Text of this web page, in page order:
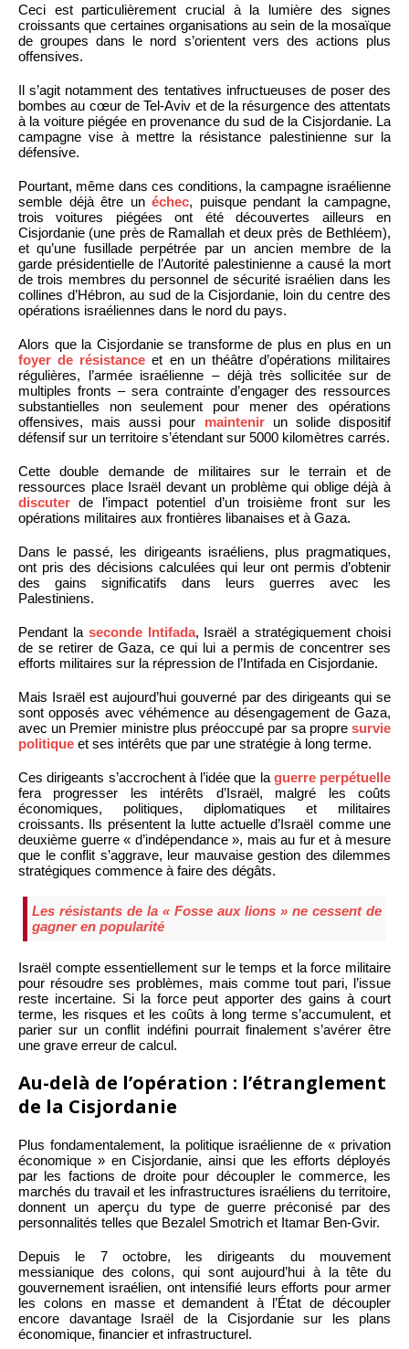
Ceci est particulièrement crucial à la lumière des signes
croissants que certaines organisations au sein de la mosaïque
de groupes dans le nord s’orientent vers des actions plus
offensives.
Il s’agit notamment des tentatives infructueuses de poser des
bombes au cœur de Tel-Aviv et de la résurgence des attentats
à la voiture piégée en provenance du sud de la Cisjordanie. La
campagne vise à mettre la résistance palestinienne sur la
défensive.
Pourtant, même dans ces conditions, la campagne israélienne
semble déjà être un échec, puisque pendant la campagne,
trois voitures piégées ont été découvertes ailleurs en
Cisjordanie (une près de Ramallah et deux près de Bethléem),
et qu’une fusillade perpétrée par un ancien membre de la
garde présidentielle de l’Autorité palestinienne a causé la mort
de trois membres du personnel de sécurité israélien dans les
collines d’Hébron, au sud de la Cisjordanie, loin du centre des
opérations israéliennes dans le nord du pays.
Alors que la Cisjordanie se transforme de plus en plus en un
foyer de résistance et en un théâtre d’opérations militaires
régulières, l’armée israélienne – déjà très sollicitée sur de
multiples fronts – sera contrainte d’engager des ressources
substantielles non seulement pour mener des opérations
offensives, mais aussi pour maintenirun solide dispositif
défensif sur un territoire s’étendant sur 5000 kilomètres carrés.
Cette double demande de militaires sur le terrain et de
ressources place Israël devant un problème qui oblige déjà à
discuter de l’impact potentiel d’un troisième front sur les
opérations militaires aux frontières libanaises et à Gaza.
Dans le passé, les dirigeants israéliens, plus pragmatiques,
ont pris des décisions calculées qui leur ont permis d’obtenir
des gains significatifs dans leurs guerres avec les
Palestiniens.
Pendant la seconde Intifada, Israël a stratégiquement choisi
de se retirer de Gaza, ce qui lui a permis de concentrer ses
efforts militaires sur la répression de l’Intifada en Cisjordanie.
Mais Israël est aujourd’hui gouverné par des dirigeants qui se
sont opposés avec véhémence au désengagement de Gaza,
avec un Premier ministre plus préoccupé par sa propre survie
politique et ses intérêts que par une stratégie à long terme.
Ces dirigeants s’accrochent à l’idée que la guerre perpétuelle
fera progresser les intérêts d’Israël, malgré les coûts
économiques, politiques, diplomatiques et militaires
croissants. Ils présentent la lutte actuelle d’Israël comme une
deuxième guerre « d’indépendance », mais au fur et à mesure
que le conflit s’aggrave, leur mauvaise gestion des dilemmes
stratégiques commence à faire des dégâts.
Les résistants de la « Fosse aux lions » ne cessent de
gagner en popularité
Israël compte essentiellement sur le temps et la force militaire
pour résoudre ses problèmes, mais comme tout pari, l’issue
reste incertaine. Si la force peut apporter des gains à court
terme, les risques et les coûts à long terme s’accumulent, et
parier sur un conflit indéfini pourrait finalement s’avérer être
une grave erreur de calcul.
Au-delà de l’opération : l’étranglement
de la Cisjordanie
Plus fondamentalement, la politique israélienne de « privation
économique » en Cisjordanie, ainsi que les efforts déployés
par les factions de droite pour découpler le commerce, les
marchés du travail et les infrastructures israéliens du territoire,
donnent un aperçu du type de guerre préconisé par des
personnalités telles que Bezalel Smotrich et Itamar Ben-Gvir.
Depuis le 7 octobre, les dirigeants du mouvement
messianique des colons, qui sont aujourd’hui à la tête du
gouvernement israélien, ont intensifié leurs efforts pour armer
les colons en masse et demandent à l’État de découpler
encore davantage Israël de la Cisjordanie sur les plans
économique, financier et infrastructurel.